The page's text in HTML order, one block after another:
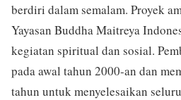
berdiri dalam semalam. Proyek
Yayasan Buddha Maitreya
kegiatan spiritual dan sosial.
pada awal tahun 2000-an dan
tahun untuk menyelesaikan